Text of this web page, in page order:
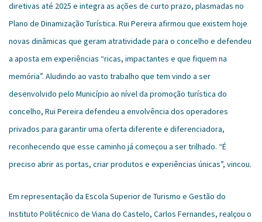
diretivas até 2025 e integra as ações de curto prazo, plasmadas no
Plano de Dinamização Turística. Rui Pereira afirmou que existem hoje
novas dinâmicas que geram atratividade para o concelho e defendeu
a aposta em experiências “ricas, impactantes e que fiquem na
memória”. Aludindo ao vasto trabalho que tem vindo a ser
desenvolvido pelo Município ao nível da promoção turística do
concelho, Rui Pereira defendeu a envolvência dos operadores
privados para garantir uma oferta diferente e diferenciadora,
reconhecendo que esse caminho já começou a ser trilhado. “É
preciso abrir as portas, criar produtos e experiências únicas”, vincou.
Em representação da Escola Superior de Turismo e Gestão do
Instituto Politécnico de Viana do Castelo, Carlos Fernandes, realçou o